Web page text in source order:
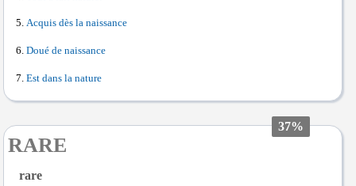
Acquis dès la naissance
Doué de naissance
Est dans la nature
37%
RARE
rare